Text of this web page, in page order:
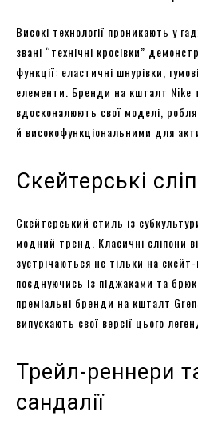
Високі технології проникають у
звані “технічні кросівки”
функції: еластичні шнурівки,
елементи. Бренди на кшталт Nike
вдосконалюють свої моделі,
й високофункціональними для
Скейтерські
Скейтерський стиль із
модний тренд. Класичні сліпони
зустрічаються не тільки на
поєднуючись із піджаками та
преміальні бренди на кшталт
випускають свої версії цього
Трейл-реннери
сандалії